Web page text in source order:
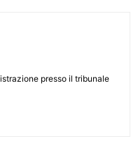
presso il tribunale